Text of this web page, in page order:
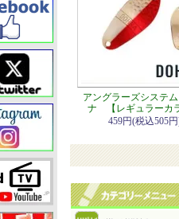
アングラーズシステ
ナ 【レギュラーカ
459円(税込505